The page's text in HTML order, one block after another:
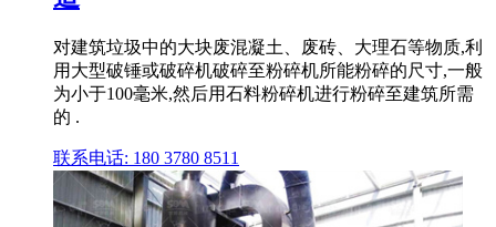
对建筑垃圾中的大块废混凝土、废砖、大理石等物质,利
用大型破锤或破碎机破碎至粉碎机所能粉碎的尺寸,一般
为小于100毫米,然后用石料粉碎机进行粉碎至建筑所需
的 .
联系电话: 180 3780 8511